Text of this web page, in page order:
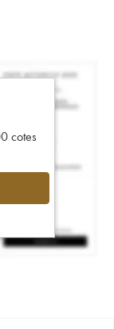
cotes